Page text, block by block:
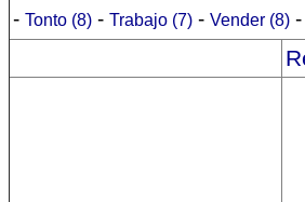
- Tonto (8) - Trabajo (7) - Vender (8) -